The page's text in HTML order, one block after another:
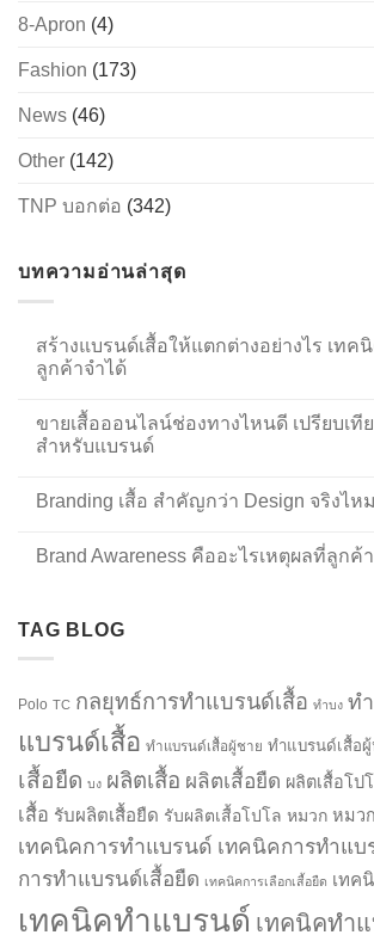
8-Apron (4)
Fashion (173)
News (46)
Other (142)
TNP บอกต่อ (342)
บทความอ่านล่าสุด
สร้างแบรนด์เสื้อให้แตกต่างอย่างไร เทค
ลูกค้าจำได้
ขายเสื้อออนไลน์ช่องทางไหนดี เปรียบเ
สำหรับแบรนด์
Branding เสื้อ สำคัญกว่า Design จริงไหม
Brand Awareness คืออะไรเหตุผลที่ลูกค้
TAG BLOG
Polo TC กลยุทธ์การทำแบรนด์เสื้อ ทำบง ท
แบรนด์เสื้อ ทำแบรนด์เสื้อผู้ชาย ทำแบรนด์เสื้อ
เสื้อยืด บง ผลิตเสื้อ ผลิตเสื้อยืด ผลิตเสื้อโป
เสื้อ รับผลิตเสื้อยืด รับผลิตเสื้อโปโล หมวก หมว
เทคนิคการทำแบรนด์ เทคนิคการทำแบ
การทำแบรนด์เสื้อยืด เทคนิคการเลือกเสื้อยืด เทค
เทคนิคทำแบรนด์ เทคนิคทำ